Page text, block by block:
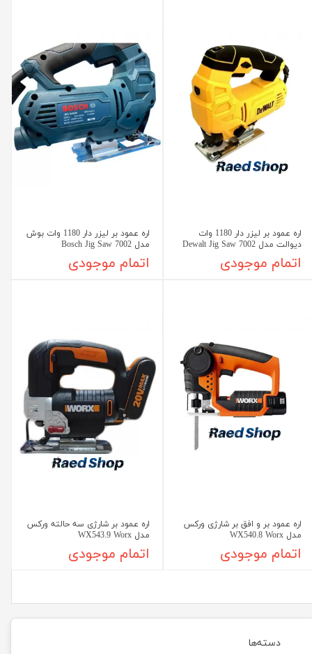
دسته‌ها
اره عمود بر لیزر دار 1180 وات
دیوالت مدل 7002 Dewalt Jig Saw
اتمام موجودی
اره عمود بر لیزر دار 1180 وات بوش
مدل 7002 Bosch Jig Saw
اتمام موجودی
اره عمود بر و افق بر شارژی ورکس
مدل WX540.8 Worx
اتمام موجودی
اره عمود بر شارژی سه حالته ورکس
مدل WX543.9 Worx
اتمام موجودی